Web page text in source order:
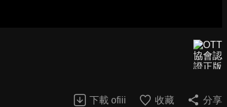
下載 ofiii 收藏 分享